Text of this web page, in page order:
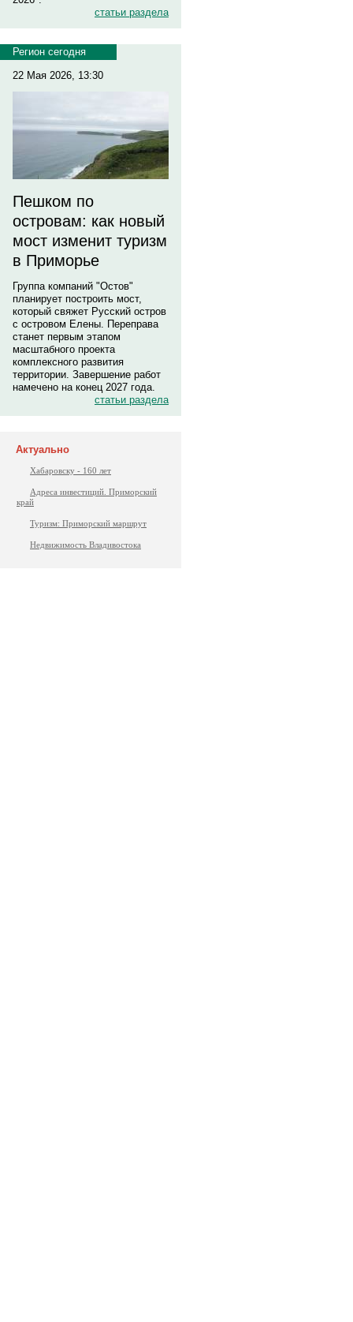
статьи раздела
Регион сегодня
22 Мая 2026, 13:30
Пешком по
островам: как новый
мост изменит туризм
в Приморье
Группа компаний "Остов"
планирует построить мост,
который свяжет Русский остров
с островом Елены. Переправа
станет первым этапом
масштабного проекта
комплексного развития
территории. Завершение работ
намечено на конец 2027 года.
статьи раздела
Актуально
Хабаровску - 160 лет
Адреса инвестиций. Приморский
край
Туризм: Приморский маршрут
Недвижимость Владивостока